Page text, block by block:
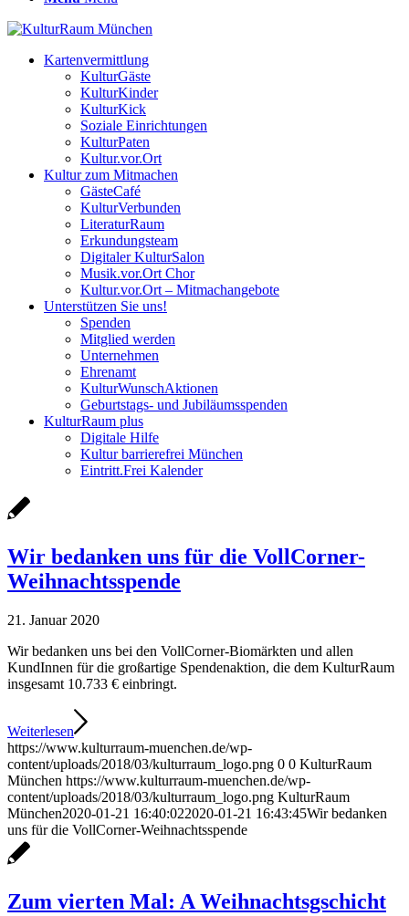
Kartenvermittlung
KulturGäste
KulturKinder
KulturKick
Soziale Einrichtungen
KulturPaten
Kultur.vor.Ort
Kultur zum Mitmachen
GästeCafé
KulturVerbunden
LiteraturRaum
Erkundungsteam
Digitaler KulturSalon
Musik.vor.Ort Chor
Kultur.vor.Ort – Mitmachangebote
Unterstützen Sie uns!
Spenden
Mitglied werden
Unternehmen
Ehrenamt
KulturWunschAktionen
Geburtstags- und Jubiläumsspenden
KulturRaum plus
Digitale Hilfe
Kultur barrierefrei München
Eintritt.Frei Kalender
Wir bedanken uns für die VollCorner-
Weihnachtsspende
21. Januar 2020
Wir bedanken uns bei den VollCorner-Biomärkten und allen
KundInnen für die großartige Spendenaktion, die dem KulturRaum
insgesamt 10.733 € einbringt.
Weiterlesen
https://www.kulturraum-muenchen.de/wp-
content/uploads/2018/03/kulturraum_logo.png 0 0 KulturRaum
München https://www.kulturraum-muenchen.de/wp-
content/uploads/2018/03/kulturraum_logo.png KulturRaum
München2020-01-21 16:40:022020-01-21 16:43:45Wir bedanken
uns für die VollCorner-Weihnachtsspende
Zum vierten Mal: A Weihnachtsgschicht